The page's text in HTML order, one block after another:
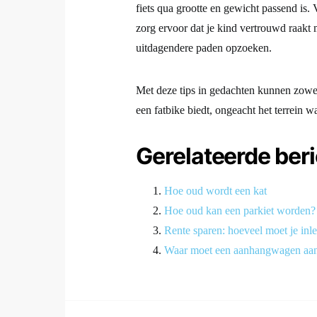
fiets qua grootte en gewicht passend
zorg ervoor dat je kind vertrouwd raakt
uitdagendere paden opzoeken.
Met deze tips in gedachten kunnen
een fatbike biedt, ongeacht het terrein
Gerelateerde
Hoe oud wordt een kat
Hoe oud kan een parkiet worden?
Rente sparen: hoeveel moet je
Waar moet een aanhangwagen